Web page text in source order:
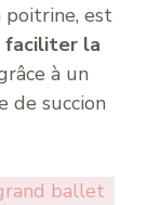
poitrine, est
faciliter la
à un
de succion
ballet